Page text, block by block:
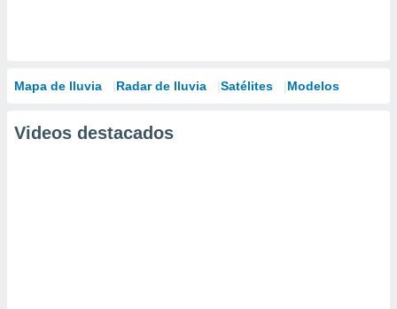
Mapa de lluvia Radar de lluvia Satélites Modelos
Videos destacados